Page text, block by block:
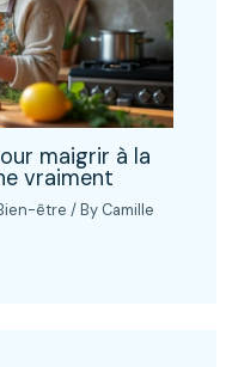
maigrir à la
vraiment
être / By Camille